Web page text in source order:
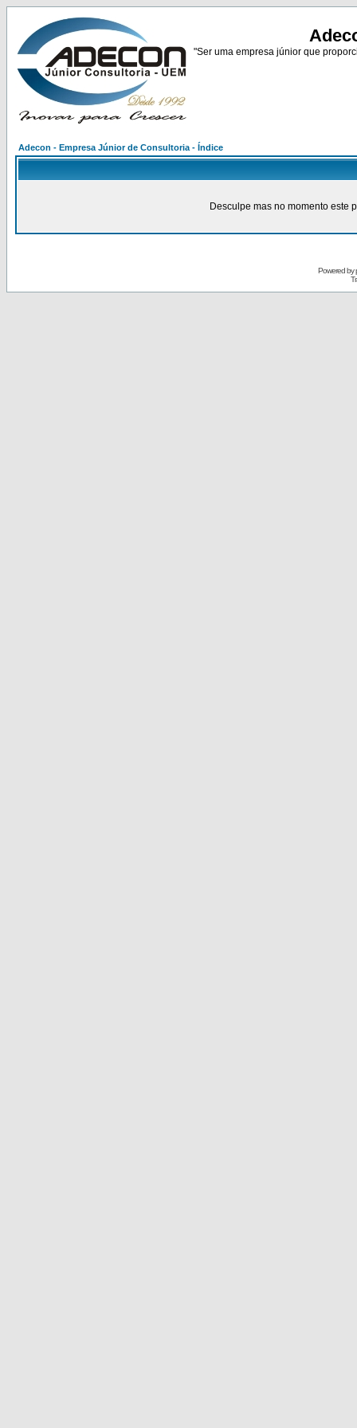
"Ser uma empresa júnior que
Adecon - Empresa Júnior de Consultoria - Índice
Desculpe mas no momento este
Powered by